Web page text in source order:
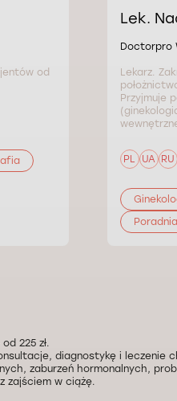
od
Lek.
Doctorpro
Lekarz.
Przyjmuje
PL UA RU
225 zł.
diagnostykę i leczenie
zaburzeń hormonalnych,
zajściem w ciążę.